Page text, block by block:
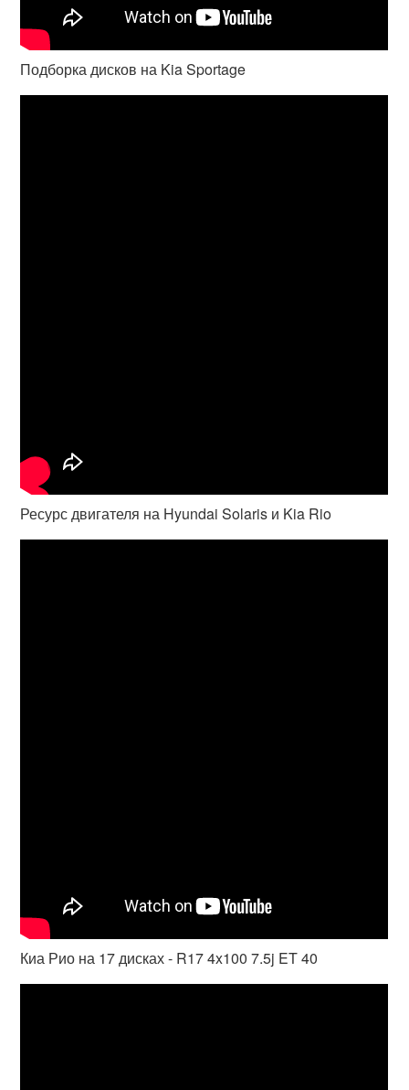
Подборка дисков на Kia Sportage
Ресурс двигателя на Hyundai Solaris и Kia Rio
Киа Рио на 17 дисках - R17 4x100 7.5j ET 40